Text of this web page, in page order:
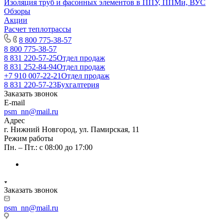
Изоляция труб и фасонных элементов в ППУ, ППМи, ВУС
Обзоры
Акции
Расчет теплотрассы
8 800 775-38-57
8 800 775-38-57
8 831 220-57-25Отдел продаж
8 831 252-84-94Отдел продаж
+7 910 007-22-21Отдел продаж
8 831 220-57-23Бухгалтерия
Заказать звонок
E-mail
psm_nn@mail.ru
Адрес
г. Нижний Новгород, ул. Памирская, 11
Режим работы
Пн. – Пт.: с 08:00 до 17:00
Заказать звонок
psm_nn@mail.ru